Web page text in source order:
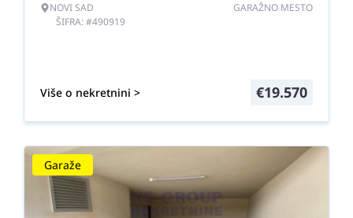
NOVI SAD
ŠIFRA: #490919
GARAŽNO MESTO
Više o nekretnini > €19.570
Garaže